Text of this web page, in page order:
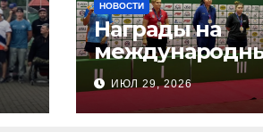
НОВОСТИ
Награды на
соревнованиях
настольного
тенниса ПОДА
ИЮЛ 29, 2026